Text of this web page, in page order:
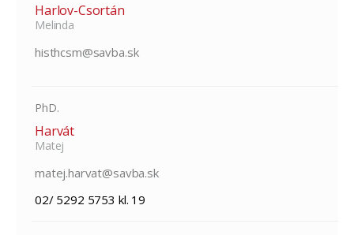
Harlov-Csortán
Melinda
histhcsm@savba.sk
PhD.
Harvát
Matej
matej.harvat@savba.sk
02/ 5292 5753 kl. 19